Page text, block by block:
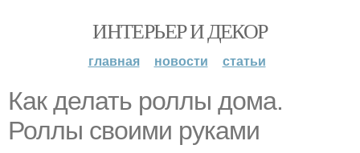
ИНТЕРЬЕР И ДЕКОР
главная новости статьи
Как делать роллы дома.
Роллы своими руками